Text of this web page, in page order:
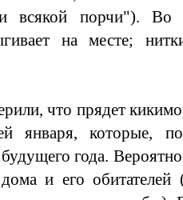
всякой порчи"). Во
на месте;
что прядет
января, которые,
года.
и его обитателей